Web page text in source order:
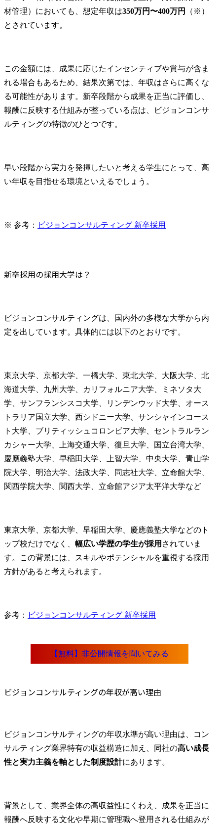
材管理）においても、想定年収は350万円〜400万円
（※）
とされています。
この金額には、成果に応じたインセンティブや賞与が含ま
れる場合もあるため、結果次第では、年収はさらに高くな
る可能性があります。新卒段階から成果を正当に評価し、
報酬に反映する仕組みが整っている点は、ビジョンコンサ
ルティングの特徴のひとつです。
早い段階から実力を発揮したいと考える学生にとって、高
い年収を目指せる環境といえるでしょう。
※ 参考： ビジョンコンサルティング 新卒採用
新卒採用の採用大学は？
ビジョンコンサルティングは、国内外の多様な大学から内
定を出しています。具体的には以下のとおりです。
東京大学、京都大学、一橋大学、東北大学、大阪大学、北
海道大学、九州大学、カリフォルニア大学、ミネソタ大
学、サンフランシスコ大学、リンデンウッド大学、オース
トラリア国立大学、西シドニー大学、サンシャインコース
ト大学、ブリティッシュコロンビア大学、セントラルラン
カシャー大学、上海交通大学、復旦大学、国立台湾大学、
慶應義塾大学、早稲田大学、上智大学、中央大学、青山学
院大学、明治大学、法政大学、同志社大学、立命館大学、
関西学院大学、関西大学、立命館アジア太平洋大学など
東京大学、京都大学、早稲田大学、慶應義塾大学などのト
ップ校だけでなく、 幅広い学歴の学生が採用 されていま
す。この背景には、スキルやポテンシャルを重視する採用
方針があると考えられます。
参考： ビジョンコンサルティング 新卒採用
ビジョンコンサルティングの年収が高い理由
ビジョンコンサルティングの年収水準が高い理由は、コン
サルティング業界特有の収益構造に加え、同社の高い成長
性と実力主義を軸とした制度設計にあります。
背景として、業界全体の高収益性にくわえ、成果を正当に
報酬へ反映する文化や早期に管理職へ登用される仕組みが